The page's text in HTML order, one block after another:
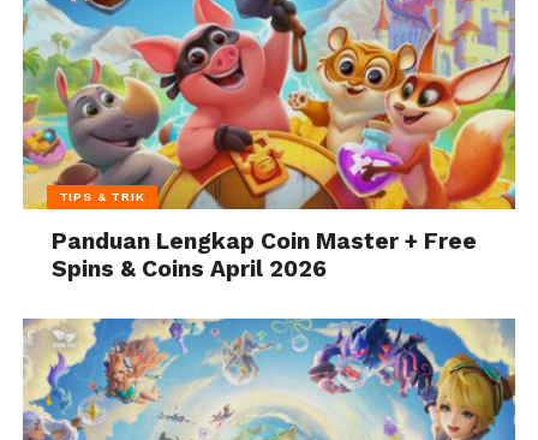
TIPS & TRIK
Panduan Lengkap Coin Master + Free
Spins & Coins April 2026